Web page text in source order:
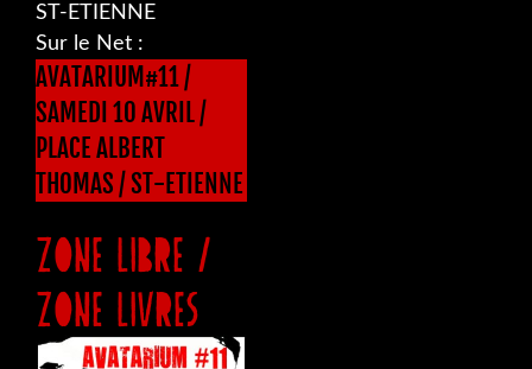
ST-ETIENNE
Sur le Net :
AVATARIUM#11 /
SAMEDI 10 AVRIL /
PLACE ALBERT
THOMAS / ST-ETIENNE
ZONE LIBRE /
ZONE LIVRES